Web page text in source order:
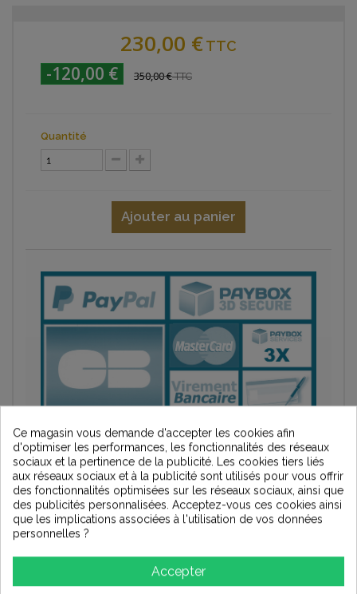
230,00 €TTC
-120,00 € 350,00 €TTC
Quantité
Ajouter au panier
Ajouter à ma liste d'envies
DESCRIPTION
Ce magasin vous demande d'accepter les cookies afin
d'optimiser les performances, les fonctionnalités des réseaux
sociaux et la pertinence de la publicité. Les cookies tiers liés
aux réseaux sociaux et à la publicité sont utilisés pour vous offrir
des fonctionnalités optimisées sur les réseaux sociaux, ainsi que
des publicités personnalisées. Acceptez-vous ces cookies ainsi
que les implications associées à l'utilisation de vos données
personnelles ?
Accepter